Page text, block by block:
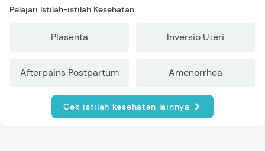
Pelajari Istilah-istilah Kesehatan
Plasenta Inversio Uteri
Afterpains Postpartum Amenorrhea
Cek istilah kesehatan lainnya